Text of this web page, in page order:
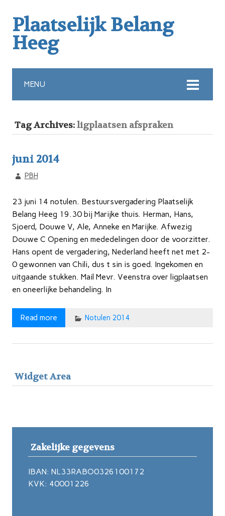
Plaatselijk Belang
Heeg
MENU
Tag Archives:ligplaatsen afspraken
juni 2014
PBH
23 juni 14 notulen. Bestuursvergadering Plaatselijk
Belang Heeg 19.30 bij Marijke thuis. Herman, Hans,
Sjoerd, Douwe V, Ale, Anneke en Marijke. Afwezig
Douwe C Opening en mededelingen door de voorzitter.
Hans opent de vergadering, Nederland heeft net met 2-
0 gewonnen van Chili, dus t sin is goed. Ingekomen en
uitgaande stukken. Mail Mevr. Veenstra over ligplaatsen
en oneerlijke behandeling. In
Read more Notulen 2014
Widget Area
Zakelijke gegevens
IBAN: NL33RABO0326100172
KVK: 40001226